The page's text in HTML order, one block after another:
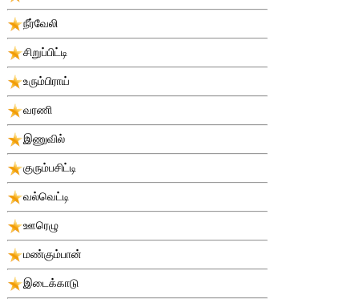
நீர்வேலி
சிறுப்பிட்டி
உரும்பிராய்
வரணி
இணுவில்
குரும்பசிட்டி
வல்வெட்டி
ஊரெழு
மண்கும்பான்
இடைக்காடு